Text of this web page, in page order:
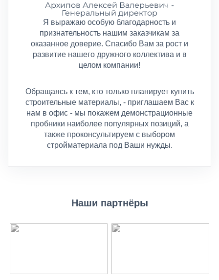
Архипов Алексей Валерьевич -
Генеральный директор
Наши партнёры